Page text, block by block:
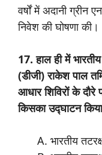
वर्षों में अदानी ग्रीन
निवेश की घोषणा की।
17. हाल ही में
(डीजी) राकेश पाल
आधार शिविरों के दौरे
किसका उद्घाटन
भारतीय